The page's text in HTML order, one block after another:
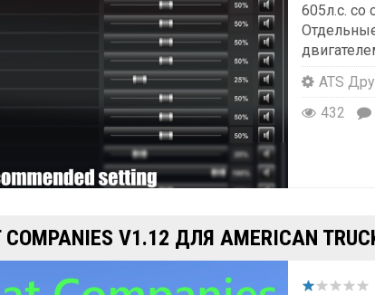
605л.с.
ATS
432
V1.12 ДЛЯ AMERICAN